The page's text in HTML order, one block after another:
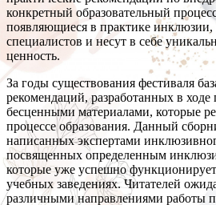
конкретный образовательный
появляющиеся в практике инклюзии,
специалистов и несут в себе
ценность.
За годы существования фестиваля
рекомендаций, разработанных в ходе
бесценными материалами, которые
процессе образования. Данный
написанных экспертами
посвященных определенным
которые уже успешно
учебных заведениях. Читателей
различными направлениями работы